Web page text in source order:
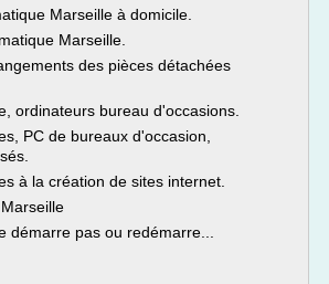
Marseille à domicile.
Marseille.
des pièces détachées
ordinateurs bureau d'occasions.
PC de bureaux d'occasion,
à la création de sites internet.
démarre pas ou redémarre...